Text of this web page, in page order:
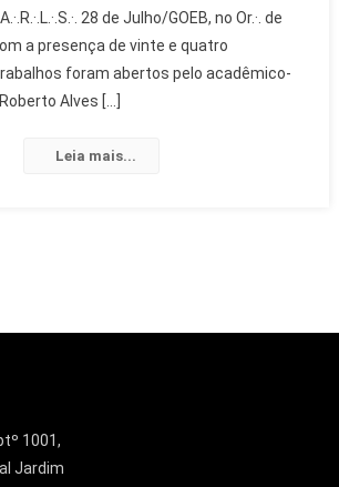
28 de Julho/GOEB, no Or.·. de
a presença de vinte e quatro
foram abertos pelo acadêmico-
Alves […]
Leia mais...
por posts
por posts
1001,
Jardim